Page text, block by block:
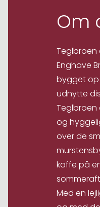
Om
Teglbroen
Enghave
bygget op
udnytte
Teglbroen
og
over de
kaffe på
Med en